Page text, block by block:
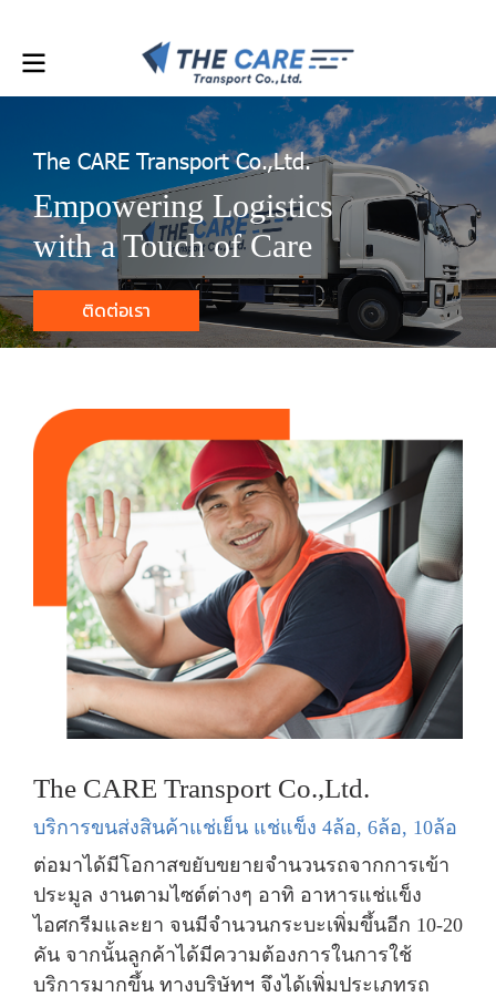
The CARE Transport Co.,Ltd.
Empowering Logistics
with a Touch of Care
ติดต่อเรา
The CARE Transport Co.,Ltd.
บริการขนส่งสินค้าแช่เย็น แช่แข็ง 4ล้อ, 6ล้อ, 10ล้อ
ต่อมาได้มีโอกาสขยับขยายจำนวนรถจากการเข้า
ประมูล งานตามไซต์ต่างๆ อาทิ อาหารแช่แข็ง
ไอศกรีมและยา จนมีจำนวนกระบะเพิ่มขึ้นอีก 10-20
คัน จากนั้นลูกค้าได้มีความต้องการในการใช้
บริการมากขึ้น ทางบริษัทฯ จึงได้เพิ่มประเภทรถ